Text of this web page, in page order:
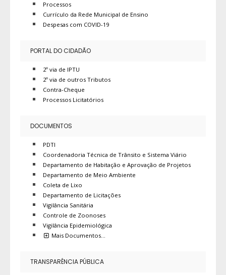
Processos
Currículo da Rede Municipal de Ensino
Despesas com COVID-19
PORTAL DO CIDADÃO
2º via de IPTU
2º via de outros Tributos
Contra-Cheque
Processos Licitatórios
DOCUMENTOS
PDTI
Coordenadoria Técnica de Trânsito e Sistema Viário
Departamento de Habitação e Aprovação de Projetos
Departamento de Meio Ambiente
Coleta de Lixo
Departamento de Licitações
Vigilância Sanitária
Controle de Zoonoses
Vigilância Epidemiológica
Mais Documentos…
TRANSPARÊNCIA PÚBLICA